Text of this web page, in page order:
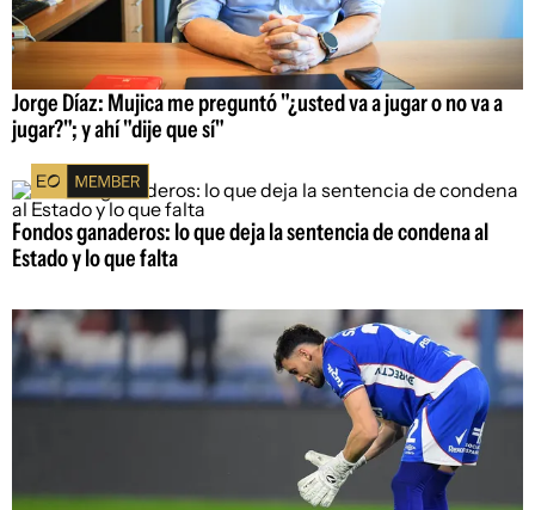
Jorge Díaz: Mujica me preguntó "¿usted va a jugar o no va a
jugar?"; y ahí "dije que sí"
Fondos ganaderos: lo que deja la sentencia de condena al
Estado y lo que falta